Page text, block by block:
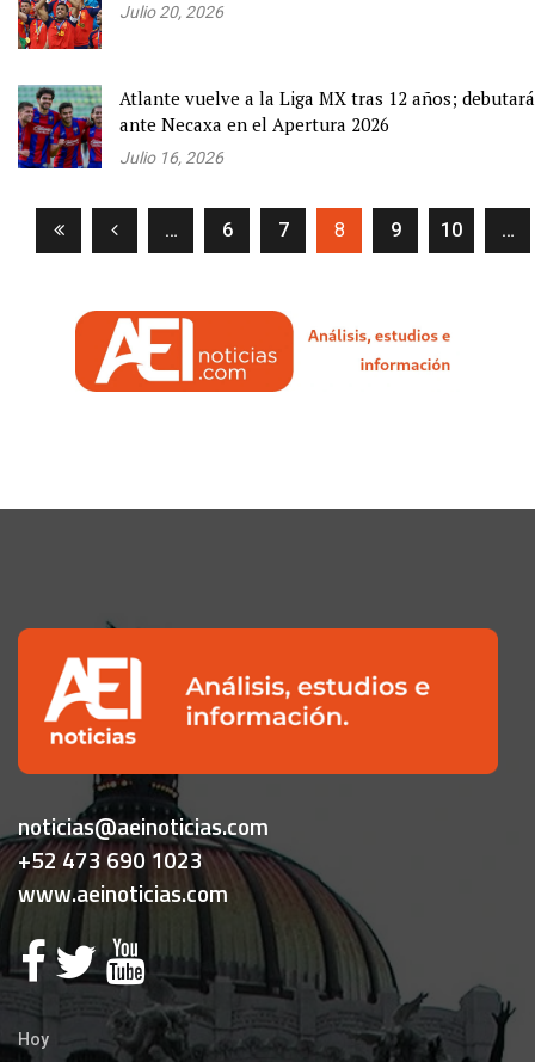
Julio 20, 2026
Atlante vuelve a la Liga MX tras 12 años; debutará
ante Necaxa en el Apertura 2026
Julio 16, 2026
… 6 7 8(current)
9 10 …
noticias@aeinoticias.com
+52 473 690 1023
www.aeinoticias.com
Hoy